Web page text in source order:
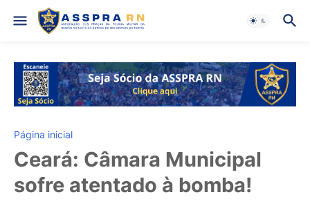
Página inicial
Ceará: Câmara Municipal
sofre atentado à bomba!